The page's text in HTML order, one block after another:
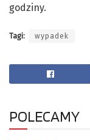
godziny.
Tagi: wypadek
POLECAMY